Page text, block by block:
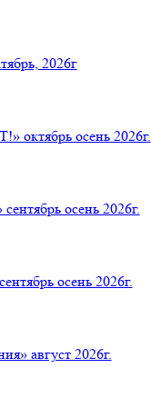
2026г
осень 2026г.
осень 2026г.
осень 2026г.
август 2026г.